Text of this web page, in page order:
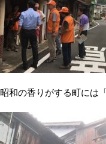
昭和の香りがする町には